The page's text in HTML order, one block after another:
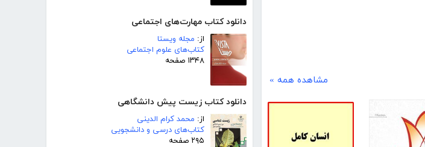
دانلود کتاب مهارت‌های اجتماعی
از: مجله ویستا
کتاب‌های علوم اجتماعی
۱۳۴۸ صفحه
دانلود کتاب زیست پیش دانشگاهی
از: محمد کرام الدینی
کتاب‌های درسی و دانشجویی
۲۹۵ صفحه
مشاهده همه »